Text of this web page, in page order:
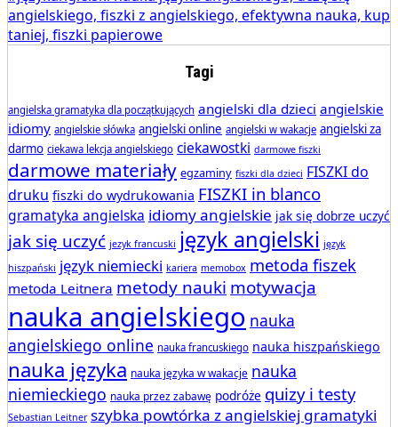
Tagi
angielska gramatyka dla początkujących angielski dla dzieci angielskie
idiomy angielskie słówka angielski online angielski w wakacje angielski za
darmo ciekawa lekcja angielskiego ciekawostki darmowe fiszki
darmowe materiały egzaminy fiszki dla dzieci FISZKI do
druku fiszki do wydrukowania FISZKI in blanco
gramatyka angielska idiomy angielskie jak się dobrze uczyć
jak się uczyć jezyk francuski język angielski język
hiszpański język niemiecki kariera memobox metoda fiszek
metoda Leitnera metody nauki motywacja
nauka angielskiego nauka
angielskiego online nauka francuskiego nauka hiszpańskiego
nauka języka nauka języka w wakacje nauka
niemieckiego nauka przez zabawę podróże quizy i testy
Sebastian Leitner szybka powtórka z angielskiej gramatyki